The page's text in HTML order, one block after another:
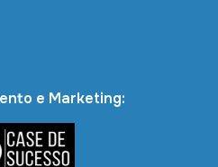
e Marketing: